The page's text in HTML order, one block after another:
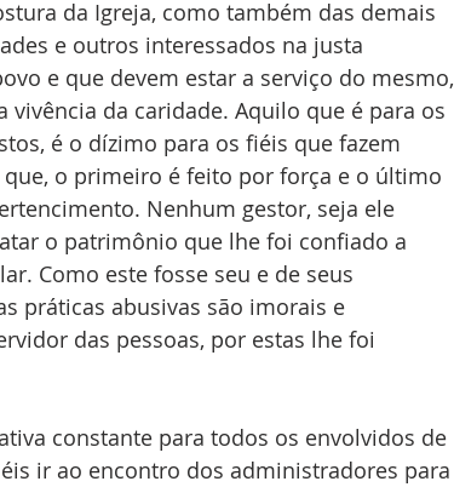
da Igreja, como também das demais
e outros interessados na justa
e que devem estar a serviço do mesmo,
da caridade. Aquilo que é para os
é o dízimo para os fiéis que fazem
o primeiro é feito por força e o último
Nenhum gestor, seja ele
o patrimônio que lhe foi confiado a
Como este fosse seu e de seus
práticas abusivas são imorais e
das pessoas, por estas lhe foi
constante para todos os envolvidos de
ir ao encontro dos administradores para